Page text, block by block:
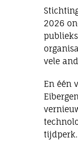
2026
vele
En één
tijdperk.